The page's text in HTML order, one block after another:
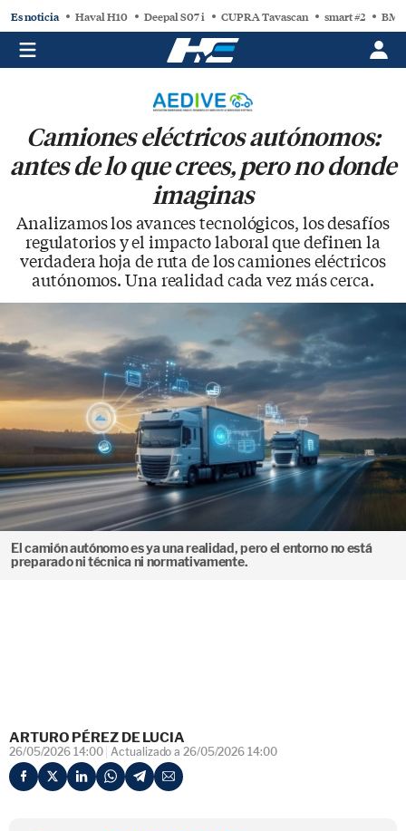
Es noticia Haval H10 Deepal S07 i CUPRA Tavascan smart #2
Camiones eléctricos autónomos:
antes de lo que crees, pero no donde
imaginas
Analizamos los avances tecnológicos, los desafíos
regulatorios y el impacto laboral que definen la
verdadera hoja de ruta de los camiones eléctricos
autónomos. Una realidad cada vez más cerca.
El camión autónomo es ya una realidad, pero el entorno no está
preparado ni técnica ni normativamente.
ARTURO PÉREZ DE LUCIA
26/05/2026 14:00 Actualizado a 26/05/2026 14:00